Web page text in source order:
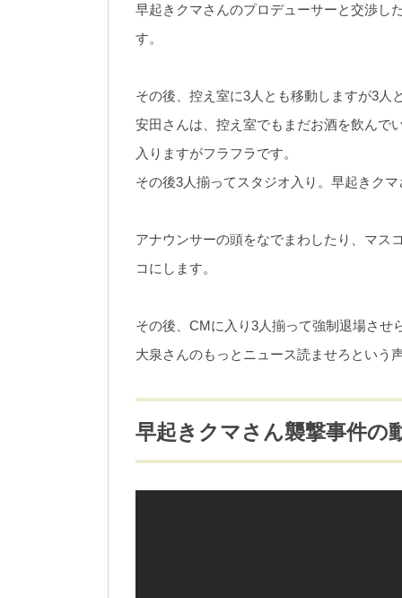
早起きクマさんのプロデューサーと交渉し
す。
その後、控え室に3人とも移動しますが3人
安田さんは、控え室でもまだお酒を飲んで
入りますがフラフラです。
その後3人揃ってスタジオ入り。早起きク
アナウンサーの頭をなでまわしたり、マス
コにします。
その後、CMに入り3人揃って強制退場させ
大泉さんのもっとニュース読ませろという
早起きクマさん襲撃事件の